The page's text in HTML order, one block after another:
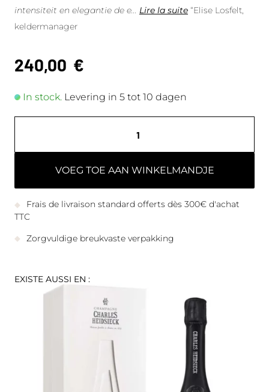
intensiteit en elegantie de e
Lire la suite “Elise Losfelt,
keldermanager
240,00 €
In stock. Levering in 5 tot 10 dagen
VOEG TOE AAN WINKELMANDJE
Frais de livraison standard offerts dès 300€ d'achat
TTC
Zorgvuldige breukvaste verpakking
EXISTE AUSSI EN :